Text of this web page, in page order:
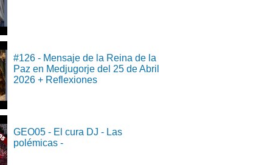
#126 - Mensaje de la Reina de la
Paz en Medjugorje del 25 de Abril
2026 + Reflexiones
GEO05 - El cura DJ - Las
polémicas -